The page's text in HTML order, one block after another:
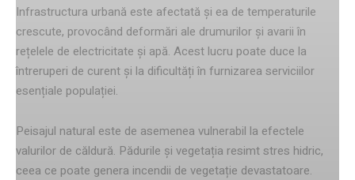
Infrastructura urbană este afectată și ea de temperaturile
crescute, provocând deformări ale drumurilor și avarii în
rețelele de electricitate și apă. Acest lucru poate duce la
întreruperi de curent și la dificultăți în furnizarea serviciilor
esențiale populației.
Peisajul natural este de asemenea vulnerabil la efectele
valurilor de căldură. Pădurile și vegetația resimt stres hidric,
ceea ce poate genera incendii de vegetație devastatoare.